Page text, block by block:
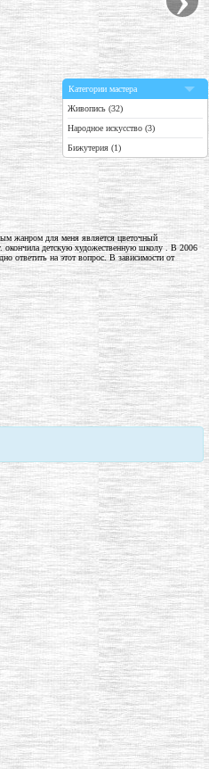
Категории мастера
Живопись (32)
Народное искусство (3)
Бижутерия (1)
жанром для меня является цветочный
окончила детскую художественную школу ​. В 2006
ответить на этот вопрос. В зависимости от